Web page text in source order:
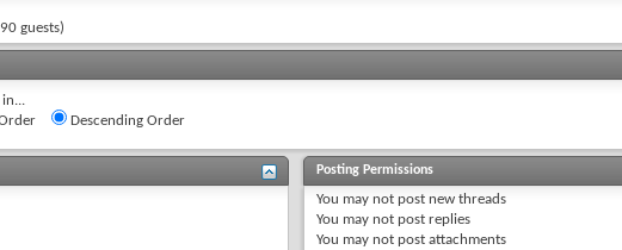
guests)
Descending Order
Posting Permissions
You may not post new threads
You may not post replies
You may not post attachments